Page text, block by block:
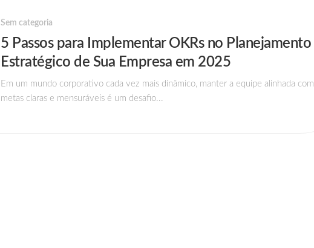
Sem categoria
5 Passos para Implementar OKRs no Planejamento
Estratégico de Sua Empresa em 2025
Em um mundo corporativo cada vez mais dinâmico, manter a equipe alinhada com
metas claras e mensuráveis é um desafio...